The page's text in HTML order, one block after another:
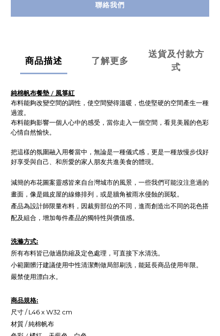
聯絡我們
商品描述 了解更多
送貨及付款方
式
純棉帆布餐墊 / 風箏紅
布料能夠改變空間的調性，使空間變得溫暖，也使堅硬的空間產生一種
過渡。
布料能夠影響一個人心中的感受，當你走入一個空間，看見美麗的色彩
心情自然愉快。
把這樣的氛圍融入用餐當中，無論是一種儀式感，更是一種放慢步伐好
好享受與自己、和所愛的家人朋友共進美食的體現。
減簡的布花圖案靈感皆來自台灣城市的風景，一些我們可能沒注意過的
畫面，像是鐵皮屋的線條排列，或是牆角被雨水侵蝕的斑駁。
產品為設計師限量布料，因裁剪部位的不同，進而創造出不同的花色搭
配及組合，增加每件產品的獨特性與價值感。
洗滌方式:
所有布料皆已做過防縮及定色處理，可直接下水清洗。
小範圍髒汙建議使用中性清潔劑做局部刷洗，能延長商品使用年限。
嚴禁使用漂白水。
商品規格:
尺寸 / L46 x W32 cm
材質 / 純棉帆布